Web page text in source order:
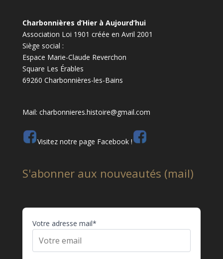
Charbonnières d’Hier à Aujourd’hui
Association Loi 1901 créée en Avril 2001
Siège social :
Espace Marie-Claude Reverchon
Square Les Érables
69260 Charbonnières-les-Bains
Mail: charbonnieres.histoire@gmail.com
Visitez notre page Facebook !
S'abonner aux nouveautés (mail)
Votre adresse mail*